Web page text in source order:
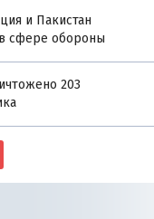
и Пакистан
сфере обороны
203